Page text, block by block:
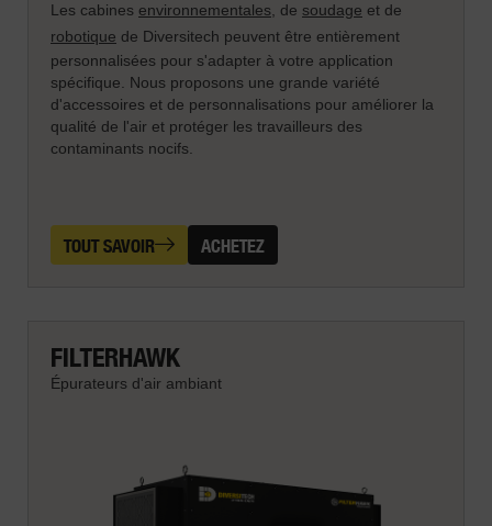
Les cabines environnementales , de soudage et de
robotique de Diversitech peuvent être entièrement
personnalisées pour s'adapter à votre application
spécifique. Nous proposons une grande variété
d'accessoires et de personnalisations pour améliorer la
qualité de l'air et protéger les travailleurs des
contaminants nocifs.
TOUT SAVOIR ACHETEZ
FILTERHAWK
Épurateurs d'air ambiant